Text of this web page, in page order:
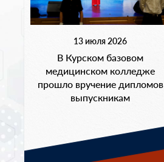
13 июля 2026
В Курском базовом
медицинском колледже
прошло вручение дипломов
выпускникам